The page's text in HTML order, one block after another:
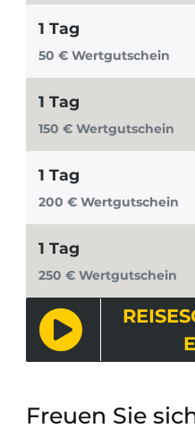
Freuen Sie
1 Tag
50 € Wertgutschein
1 Tag
150 € Wertgutschein
1 Tag
200 € Wertgutschein
1 Tag
250 € Wertgutschein